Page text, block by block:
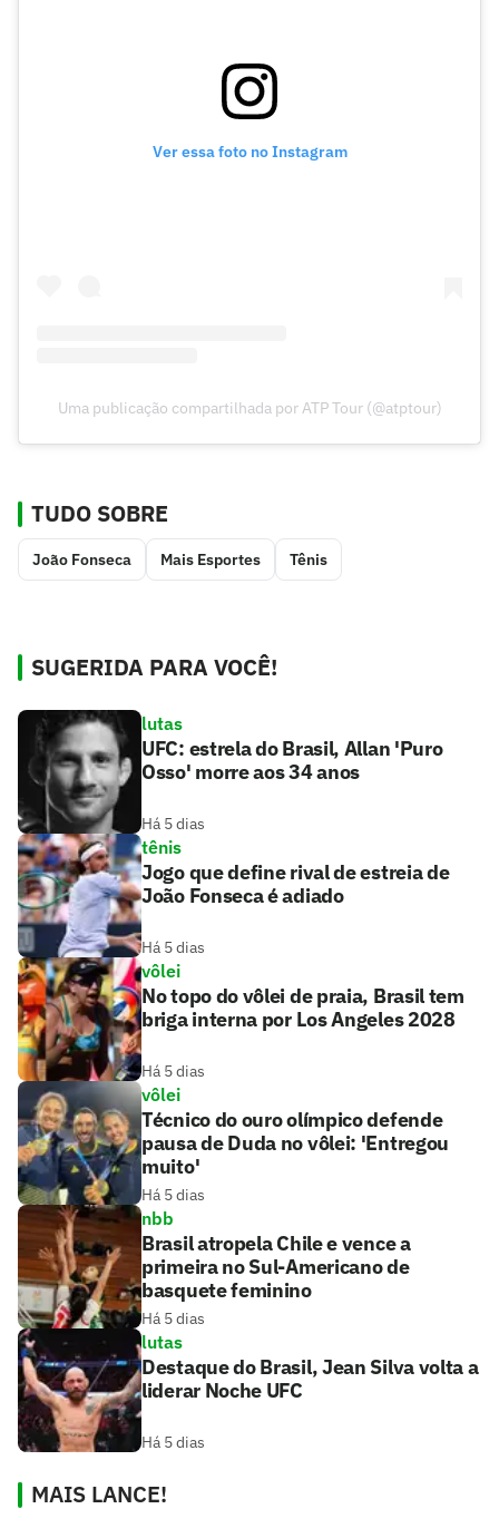
Ver essa foto no Instagram
Uma publicação compartilhada por ATP Tour (@atptour)
TUDO SOBRE
João Fonseca Mais Esportes Tênis
SUGERIDA PARA VOCÊ!
lutas
UFC: estrela do Brasil, Allan 'Puro
Osso' morre aos 34 anos
Há 5 dias
tênis
Jogo que define rival de estreia de
João Fonseca é adiado
Há 5 dias
vôlei
No topo do vôlei de praia, Brasil tem
briga interna por Los Angeles 2028
Há 5 dias
vôlei
Técnico do ouro olímpico defende
pausa de Duda no vôlei: 'Entregou
muito'
Há 5 dias
nbb
Brasil atropela Chile e vence a
primeira no Sul-Americano de
basquete feminino
Há 5 dias
lutas
Destaque do Brasil, Jean Silva volta a
liderar Noche UFC
Há 5 dias
MAIS LANCE!